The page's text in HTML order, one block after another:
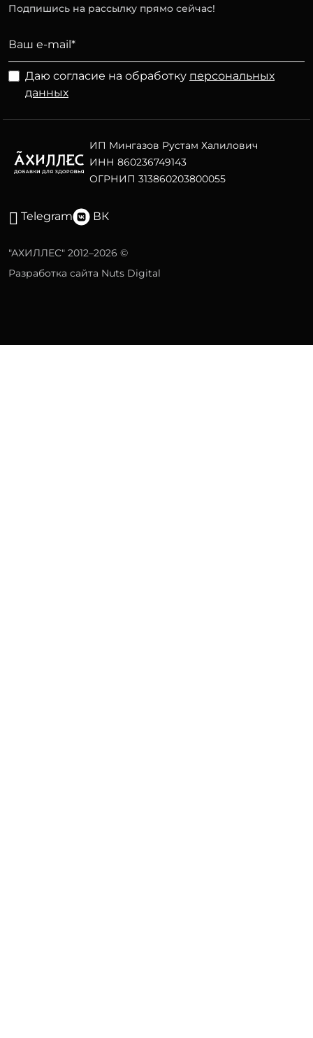
Подпишись на рассылку прямо сейчас!
Даю согласие на обработку персональных
данных
ИП Мингазов Рустам Халилович
ИНН 860236749143
ОГРНИП 313860203800055
Telegram ВК
"АХИЛЛЕС" 2012–2026 ©
Разработка сайта Nuts Digital